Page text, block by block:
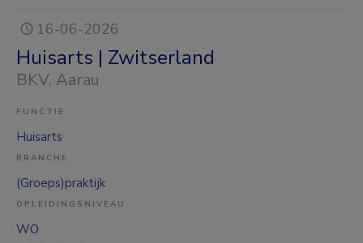
16-06-2026
Huisarts | Zwitserland
BKV, Aarau
FUNCTIE
Huisarts
BRANCHE
(Groeps)praktijk
OPLEIDINGSNIVEAU
WO